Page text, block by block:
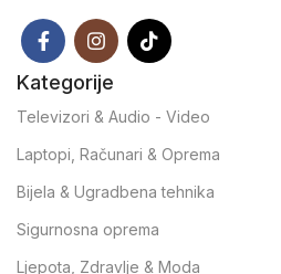
Kategorije
Televizori & Audio - Video
Laptopi, Računari & Oprema
Bijela & Ugradbena tehnika
Sigurnosna oprema
Ljepota, Zdravlje & Moda